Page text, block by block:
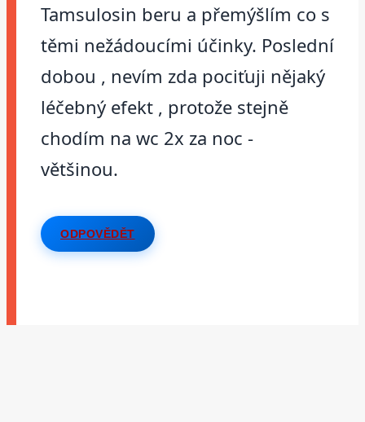
Tamsulosin beru a přemýšlím co s
těmi nežádoucími účinky. Poslední
dobou , nevím zda pociťuji nějaký
léčebný efekt , protože stejně
chodím na wc 2x za noc -
většinou.
ODPOVĚDĚT